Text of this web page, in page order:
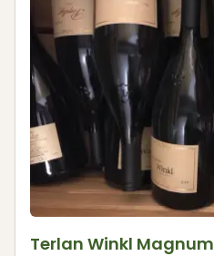
Terlan Winkl Magnum